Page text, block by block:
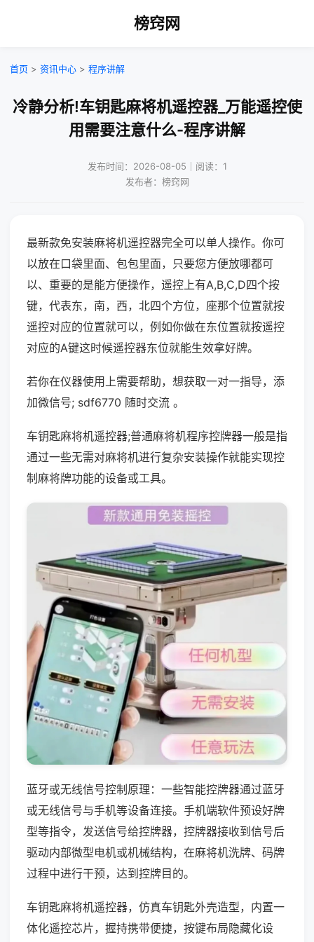
榜窍网
首页 > 资讯中心 > 程序讲解
冷静分析!车钥匙麻将机遥控器_万能遥控使
用需要注意什么-程序讲解
发布时间：2026-08-05｜阅读：1
发布者：榜窍网
最新款免安装麻将机遥控器完全可以单人操作。你可
以放在口袋里面、包包里面，只要您方便放哪都可
以、重要的是能方便操作，遥控上有A,B,C,D四个按
键，代表东，南，西，北四个方位，座那个位置就按
遥控对应的位置就可以，例如你做在东位置就按遥控
对应的A键这时候遥控器东位就能生效拿好牌。
若你在仪器使用上需要帮助，想获取一对一指导，添
加微信号; sdf6770 随时交流 。
车钥匙麻将机遥控器;普通麻将机程序控牌器一般是指
通过一些无需对麻将机进行复杂安装操作就能实现控
制麻将牌功能的设备或工具。
蓝牙或无线信号控制原理：一些智能控牌器通过蓝牙
或无线信号与手机等设备连接。手机端软件预设好牌
型等指令，发送信号给控牌器，控牌器接收到信号后
驱动内部微型电机或机械结构，在麻将机洗牌、码牌
过程中进行干预，达到控牌目的。
车钥匙麻将机遥控器，仿真车钥匙外壳造型，内置一
体化遥控芯片，握持携带便捷，按键布局隐藏化设